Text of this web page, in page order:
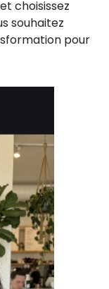
choisissez
souhaitez
pour